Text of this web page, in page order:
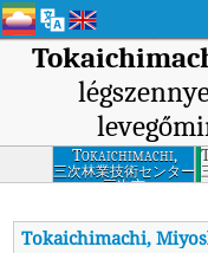
Tokaichimachi,
Miyoshi, Hiroshima
三次林業技術センター
三次市
Tokaichimachi,